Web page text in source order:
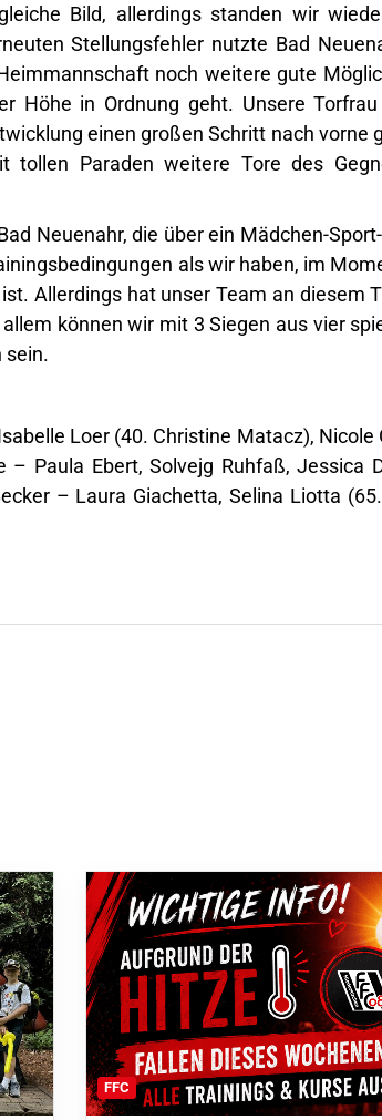
Bild, allerdings standen wir
Stellungsfehler nutzte Bad
noch weitere gute
Höhe in Ordnung geht. Unsere
einen großen Schritt nach vorne
tollen Paraden weitere Tore des
Neuenahr, die über ein Mädchen-
als wir haben, im
Allerdings hat unser Team an diesem
können wir mit 3 Siegen aus vier
Loer (40. Christine Matacz), Nicole
– Paula Ebert, Solvejg Ruhfaß, Jessica
– Laura Giachetta, Selina Liotta
FFC